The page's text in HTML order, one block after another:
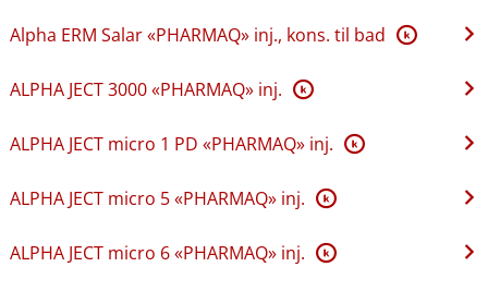
Alpha ERM Salar «PHARMAQ» inj., kons. til bad K
ALPHA JECT 3000 «PHARMAQ» inj. K
ALPHA JECT micro 1 PD «PHARMAQ» inj. K
ALPHA JECT micro 5 «PHARMAQ» inj. K
ALPHA JECT micro 6 «PHARMAQ» inj. K